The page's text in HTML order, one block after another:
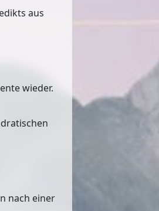
aus
wieder.
nach einer